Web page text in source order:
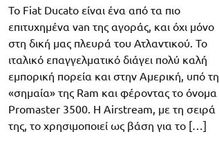
Το Fiat Ducato είναι ένα από τα πιο
επιτυχημένα van της αγοράς, και όχι μόνο
στη δική μας πλευρά του Ατλαντικού. Το
ιταλικό επαγγελματικό διάγει πολύ καλή
εμπορική πορεία και στην Αμερική, υπό τη
«σημαία» της Ram και φέροντας το όνομα
Promaster 3500. Η Airstream, με τη σειρά
της, το χρησιμοποιεί ως βάση για το […]